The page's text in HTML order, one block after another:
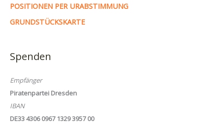
POSITIONEN PER URABSTIMMUNG
GRUNDSTÜCKSKARTE
Spenden
Empfänger
Piratenpartei Dresden
IBAN
DE33 4306 0967 1329 3957 00